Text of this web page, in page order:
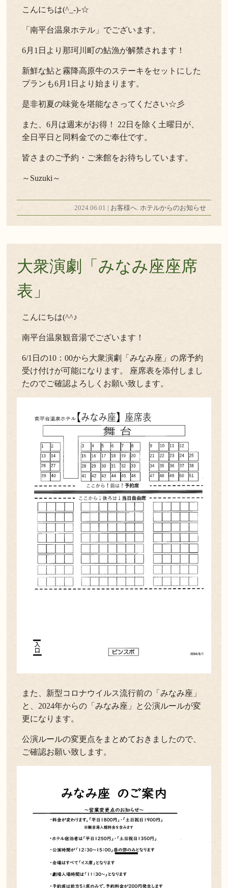
こんにちは(^_-)-☆
「南平台温泉ホテル」でございます。
6月1日より那珂川町の鮎漁が解禁されます！
新鮮な鮎と霧降高原牛のステーキをセットにした
プランも6月1日より始まります。
是非初夏の味覚を堪能なさってください☆彡
また、6月は週末がお得！ 22日を除く土曜日が、
全日平日と同料金でのご奉仕です。
皆さまのご予約・ご来館をお待ちしています。
～Suzuki～
2024.06.01 | お客様へ. ホテルからのお知らせ
大衆演劇「みなみ座座席
表」
こんにちは(^^♪
南平台温泉観音湯でございます！
6/1日の10：00から大衆演劇「みなみ座」の席予約
受け付けが可能になります。 座席表を添付しまし
たのでご確認よろしくお願い致します。
また、新型コロナウイルス流行前の「みなみ座」
と、2024年からの「みなみ座」と公演ルールが変
更になります。
公演ルールの変更点をまとめておきましたので、
ご確認お願い致します。